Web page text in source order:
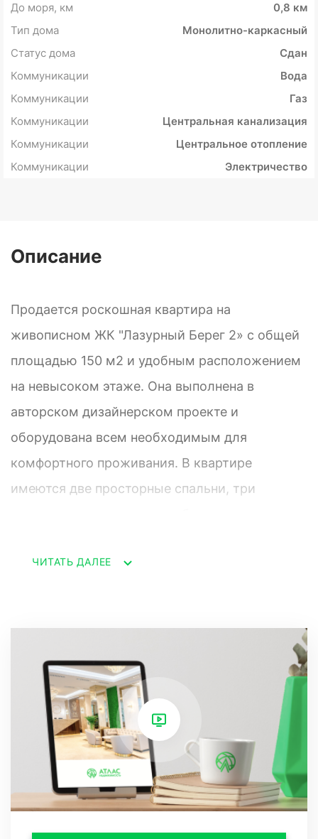
До моря, км
0,8 км
Тип дома
Монолитно-каркасный
Статус дома
Сдан
Коммуникации
Вода
Коммуникации
Газ
Коммуникации
Центральная канализация
Коммуникации
Центральное отопление
Коммуникации
Электричество
Описание
Продается роскошная квартира на
живописном ЖК "Лазурный Берег 2» с общей
площадью 150 м2 и удобным расположением
на невысоком этаже. Она выполнена в
авторском дизайнерском проекте и
оборудована всем необходимым для
комфортного проживания. В квартире
имеются две просторные спальни, три
кондиционирования DAIKIN, а также газовый
котел WOLF. Кухонная техника SMEG
(холодильник, стиральная и посудомоечные
машины, плита, духовка, вытяжка) является
частью продажи.
В квартире также есть резная мебель из
ЧИТАТЬ ДАЛЕЕ